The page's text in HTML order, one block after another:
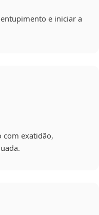
e iniciar a
com exatidão,